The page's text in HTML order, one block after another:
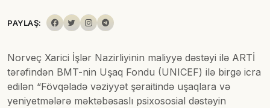
PAYLAŞ:
Norveç Xarici İşlər Nazirliyinin maliyyə dəstəyi ilə ARTİ
tərəfindən BMT-nin Uşaq Fondu (UNICEF) ilə birgə icra
edilən “Fövqəladə vəziyyət şəraitində uşaqlara və
yeniyetmələrə məktəbəsaslı psixososial dəstəyin